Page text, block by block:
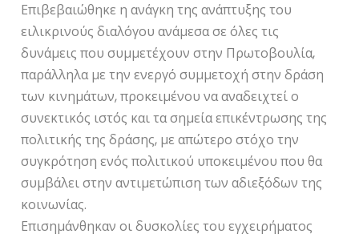
Επιβεβαιώθηκε η ανάγκη της ανάπτυξης του
ειλικρινούς διαλόγου ανάμεσα σε όλες τις
δυνάμεις που συμμετέχουν στην Πρωτοβουλία,
παράλληλα με την ενεργό συμμετοχή στην δράση
των κινημάτων, προκειμένου να αναδειχτεί ο
συνεκτικός ιστός και τα σημεία επικέντρωσης της
πολιτικής της δράσης, με απώτερο στόχο την
συγκρότηση ενός πολιτικού υποκειμένου που θα
συμβάλει στην αντιμετώπιση των αδιεξόδων της
κοινωνίας.
Επισημάνθηκαν οι δυσκολίες του εγχειρήματος